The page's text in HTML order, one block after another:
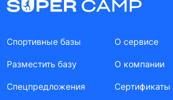
Спортивные базы
Разместить базу
Спецпредложения
О сервисе
О компании
Сертификаты